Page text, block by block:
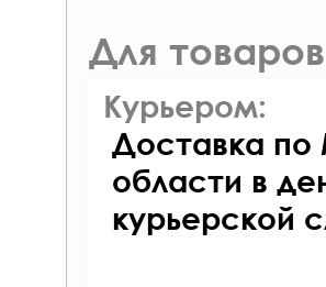
Для
Курьером:
Доставка по
области в
курьерской